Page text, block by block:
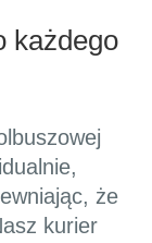
każdego
że
kurier